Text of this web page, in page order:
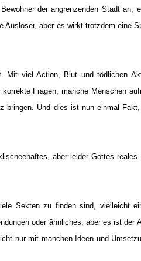
der angrenzenden Stadt an,
Auslöser, aber es wirkt trotzdem eine
Mit viel Action, Blut und tödlichen
Fragen, manche Menschen
bringen. Und dies ist nun einmal
aber leider Gottes reales
Sekten zu finden sind, vielleicht
oder ähnliches, aber es ist der
nur mit manchen Ideen und